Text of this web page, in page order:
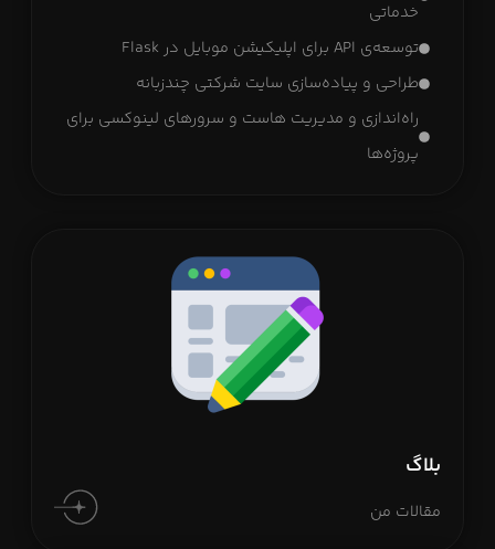
خدماتی
توسعه‌ی API برای اپلیکیشن موبایل در Flask
طراحی و پیاده‌سازی سایت شرکتی چندزبانه
راه‌اندازی و مدیریت هاست و سرورهای لینوکسی برای
پروژه‌ها
بلاگ
مقالات من